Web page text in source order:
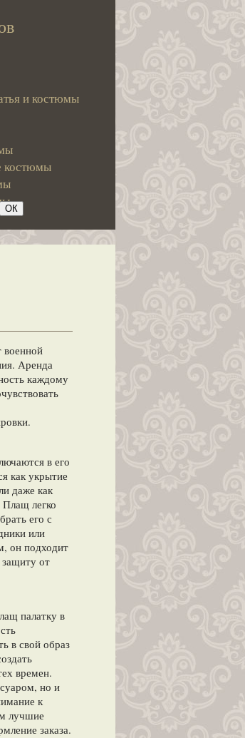
и костюмы
костюмы
военной
Аренда
каждому
в его
как укрытие
даже как
легко
его с
или
он подходит
от
палатку в
в свой образ
времен.
но и
к
лучшие
заказа.